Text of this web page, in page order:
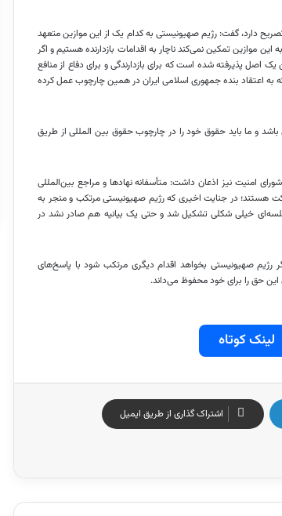
و اماکن دیپلماتیک تصریح دارد، گفت: رژیم صهیونیستی به کدام یک از این موازین متعهد
موازین تمکین نمی‌کند ناچار به اقدامات بازدارنده هستیم و اگر
اصل پذیرفته شده است که برای بازدارندگی و برای دفاع از منافع
به اعتقاد بنده جمهوری اسلامی ایران در همین چارچوب عمل کرده
باشد و ما باید حقوق خود را در چارچوب حقوق بین المللیاز طریق
امنیت نیز اذعان داشت: متأسفانه نهادها و مراجع بین‌المللی
هستند؛ در جنایت اخیری که رژیم صهیونیستی مرتکب و منجر به
خیلی شکلی تشکیل شد و حتی یک بیانیه هم صادر نشد در
رژیم صهیونیستی بخواهد اقدام دیگری مرتکب شود با پاسخ‌های
حق را برای خود محفوظ می‌داند.
لینک کوتاه
اشتراک گذاری از طریق ایمیل